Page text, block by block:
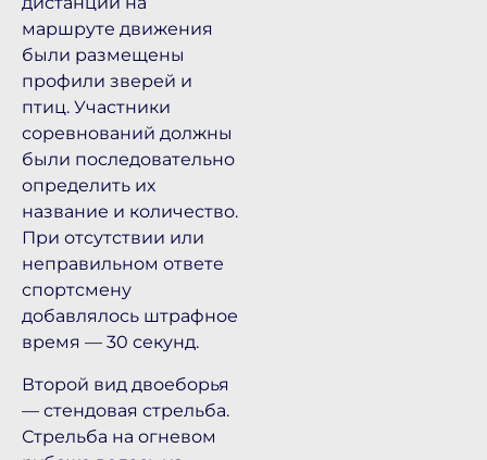
маршруте движения
были размещены
профили зверей и
птиц. Участники
соревнований должны
были последовательно
определить их
название и количество.
При отсутствии или
неправильном ответе
спортсмену
добавлялось штрафное
время — 30 секунд.
Второй вид двоеборья
— стендовая стрельба.
Стрельба на огневом